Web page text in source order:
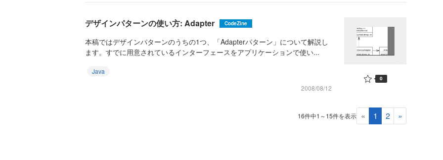
デザインパターンの使い方: Adapter CodeZine
本稿ではデザインパターンのうちの1つ、「Adapterパターン」について解説し
ます。すでに用意されているインターフェースをアプリケーションで使い...
Java
2008/08/12
0
16件中1～15件を表示 « 1 2 »